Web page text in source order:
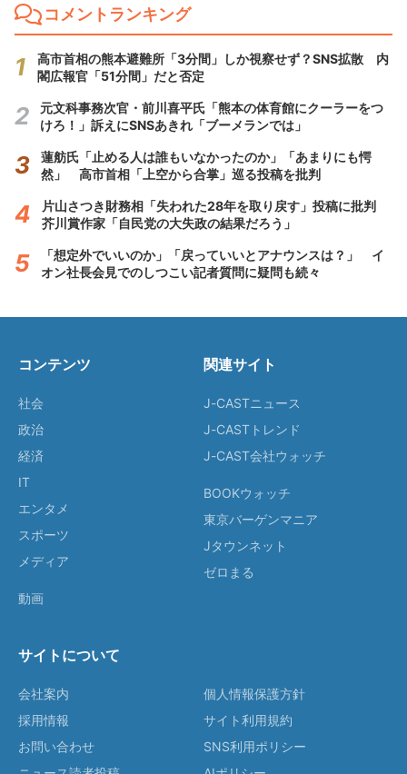
コメントランキング
高市首相の熊本避難所「3分間」しか視察せず？SNS拡散 内
閣広報官「51分間」だと否定
元文科事務次官・前川喜平氏「熊本の体育館にクーラーをつ
けろ！」訴えにSNSあきれ「ブーメランでは」
蓮舫氏「止める人は誰もいなかったのか」「あまりにも愕
然」 高市首相「上空から合掌」巡る投稿を批判
片山さつき財務相「失われた28年を取り戻す」投稿に批判
芥川賞作家「自民党の大失政の結果だろう」
「想定外でいいのか」「戻っていいとアナウンスは？」 イ
オン社長会見でのしつこい記者質問に疑問も続々
コンテンツ
社会
政治
経済
IT
エンタメ
スポーツ
メディア
動画
関連サイト
J-CASTニュース
J-CASTトレンド
J-CAST会社ウォッチ
BOOKウォッチ
東京バーゲンマニア
Jタウンネット
ゼロまる
サイトについて
会社案内
採用情報
お問い合わせ
個人情報保護方針
サイト利用規約
SNS利用ポリシー